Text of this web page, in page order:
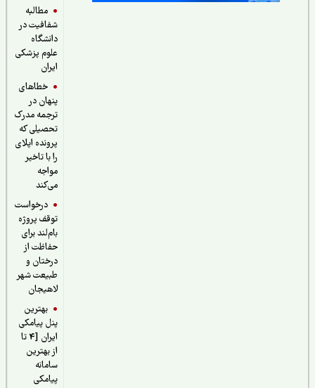
مطالبه
شفافیت در
دانشگاه
علوم پزشکی
خطاهای
پنهان در
ترجمه مدرک
تحصیلی که
پرونده اپلای
را با تاخیر
درخواست
توقف پروژه
بام‌لند برای
حفاظت از
درختان و
طبیعت شهر
لاهیجان
بهترین
پنل پیامکی
ایران [4 تا
از بهترین
سامانه
پیامکی